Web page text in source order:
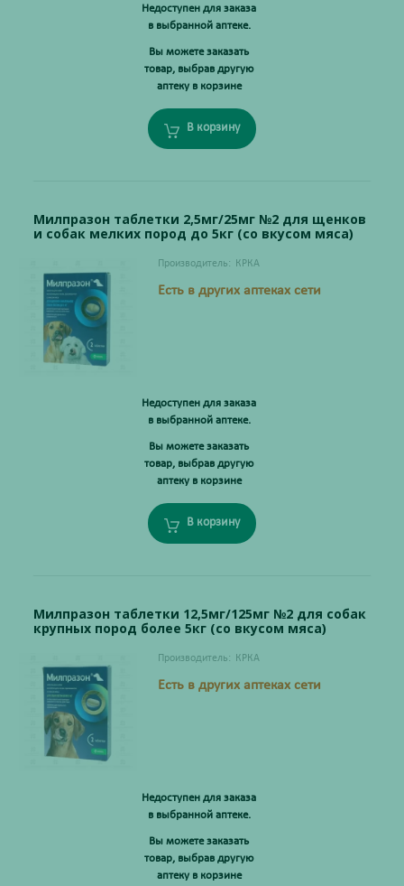
Недоступен для заказа
в выбранной аптеке.
Вы можете заказать
товар, выбрав другую
аптеку в корзине
В корзину
Милпразон таблетки 2,5мг/25мг №2 для щенков
и собак мелких пород до 5кг (со вкусом мяса)
Производитель: КРКА
Есть в других аптеках сети
Недоступен для заказа
в выбранной аптеке.
Вы можете заказать
товар, выбрав другую
аптеку в корзине
В корзину
Милпразон таблетки 12,5мг/125мг №2 для собак
крупных пород более 5кг (со вкусом мяса)
Производитель: КРКА
Есть в других аптеках сети
Недоступен для заказа
в выбранной аптеке.
Вы можете заказать
товар, выбрав другую
аптеку в корзине